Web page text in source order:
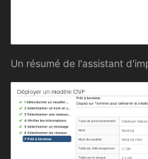
Un résumé de l'assistant